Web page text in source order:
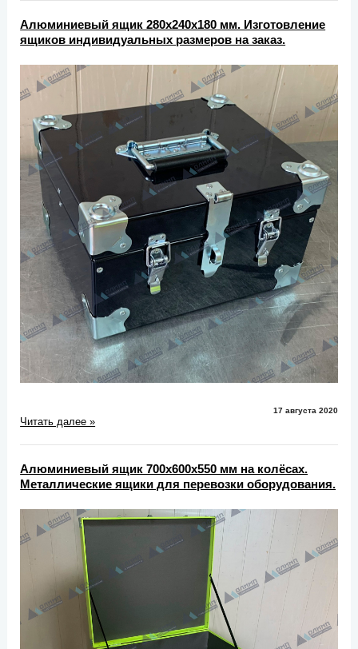
Алюминиевый ящик 280х240х180 мм. Изготовление
ящиков индивидуальных размеров на заказ.
17 августа 2020
Читать далее »
Алюминиевый ящик 700х600х550 мм на колёсах.
Металлические ящики для перевозки оборудования.